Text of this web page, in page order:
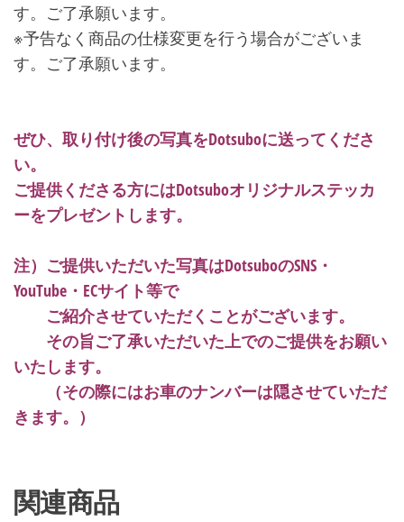
す。ご了承願います。
※予告なく商品の仕様変更を行う場合がございま
す。ご了承願います。
ぜひ、取り付け後の写真をDotsuboに送ってくださ
い。
ご提供くださる方にはDotsuboオリジナルステッカ
ーをプレゼントします。
注）ご提供いただいた写真はDotsuboのSNS・
YouTube・ECサイト等で
ご紹介させていただくことがございます。
その旨ご了承いただいた上でのご提供をお願い
いたします。
（その際にはお車のナンバーは隠させていただ
きます。）
関連商品